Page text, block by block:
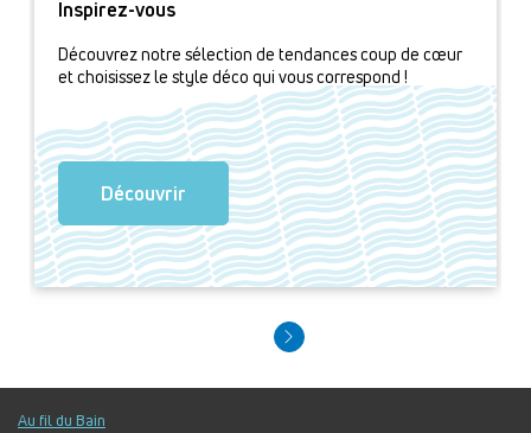
Inspirez-vous
Découvrez notre sélection de tendances coup de cœur
et choisissez le style déco qui vous correspond !
Découvrir
Au fil du Bain